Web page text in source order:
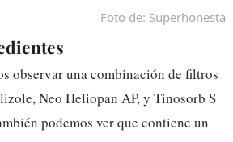
Foto de: Superhonesta
observar una combinación de filtros
Neo Heliopan AP, y Tinosorb S
podemos ver que contiene un